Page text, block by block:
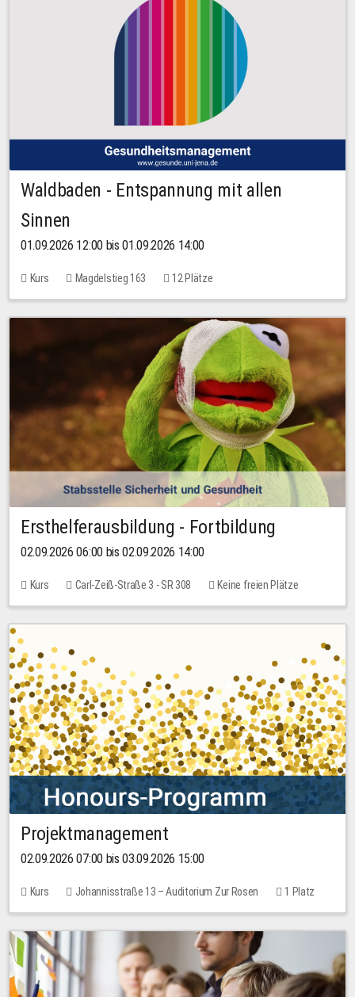
Waldbaden - Entspannung mit allen
Sinnen
01.09.2026 12:00 bis 01.09.2026 14:00
Kurs Magdelstieg 163 12 Plätze
Ersthelferausbildung - Fortbildung
02.09.2026 06:00 bis 02.09.2026 14:00
Kurs Carl-Zeiß-Straße 3 - SR 308 Keine freien Plätze
Projektmanagement
02.09.2026 07:00 bis 03.09.2026 15:00
Kurs Johannisstraße 13 – Auditorium Zur Rosen 1 Platz